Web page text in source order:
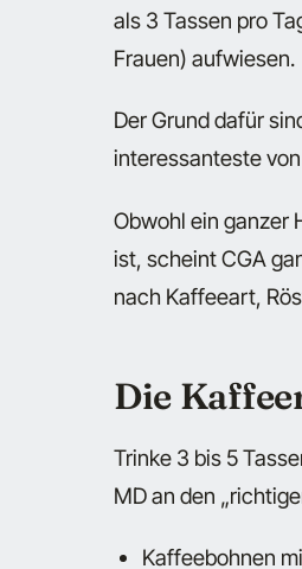
als 3 Tassen pro
Frauen) aufwiesen.
Der Grund dafür
interessanteste
Obwohl ein ganzer
ist, scheint CGA
nach Kaffeeart,
Die
Trinke 3 bis 5
MD an den
Kaffeebohnen